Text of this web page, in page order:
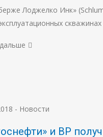
Лоджелко Инк»
- Новости
и BP